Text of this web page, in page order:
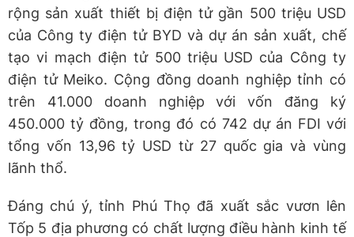
rộng sản xuất thiết bị điện tử gần 500 triệu USD
của Công ty điện tử BYD và dự án sản xuất, chế
tạo vi mạch điện tử 500 triệu USD của Công ty
điện tử Meiko. Cộng đồng doanh nghiệp tỉnh có
trên 41.000 doanh nghiệp với vốn đăng ký
450.000 tỷ đồng, trong đó có 742 dự án FDI với
tổng vốn 13,96 tỷ USD từ 27 quốc gia và vùng
lãnh thổ.
Đáng chú ý, tỉnh Phú Thọ đã xuất sắc vươn lên
Tốp 5 địa phương có chất lượng điều hành kinh tế